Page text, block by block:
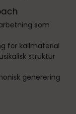
som
för källmaterial
struktur
generering